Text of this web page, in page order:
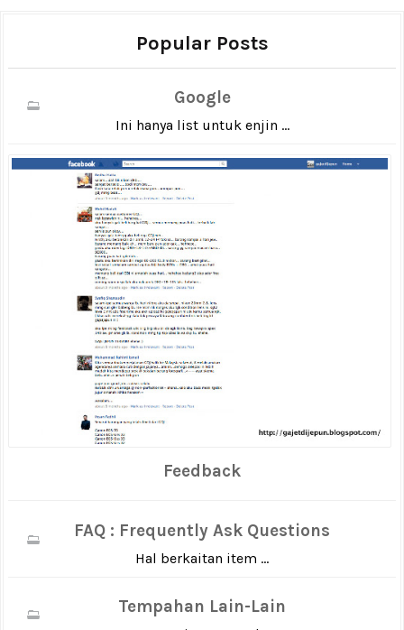
Popular Posts
Google
Ini hanya list untuk enjin ...
Feedback
FAQ : Frequently Ask Questions
Hal berkaitan item ...
Tempahan Lain-Lain